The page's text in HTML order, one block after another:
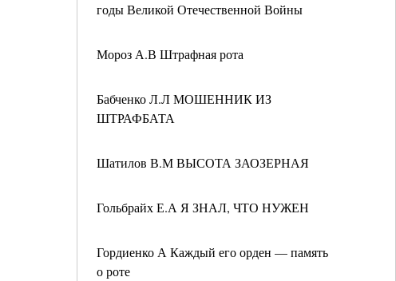
годы Великой Отечественной Войны
Мороз А.В Штрафная рота
Бабченко Л.Л МОШЕННИК ИЗ
ШТРАФБАТА
Шатилов В.М ВЫСОТА ЗАОЗЕРНАЯ
Гольбрайх Е.А Я ЗНАЛ, ЧТО НУЖЕН
Гордиенко А Каждый его орден — память
о роте